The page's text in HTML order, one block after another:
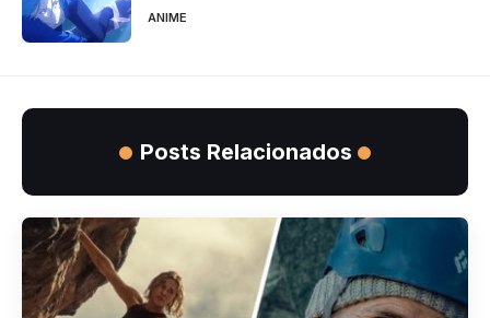
ANIME
Posts Relacionados